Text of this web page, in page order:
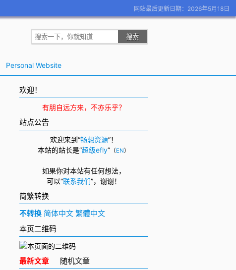
网站最后更新日期：2026年5月18日
Personal Website
欢迎！
有朋自远方来，不亦乐乎？
站点公告
欢迎来到“畅想资源”！
本站的站长是“超级efly” （EN）
如果你对本站有任何想法，
可以“联系我们”， 谢谢！
简繁转换
不转换 简体中文 繁體中文
本页二维码
最新文章 随机文章